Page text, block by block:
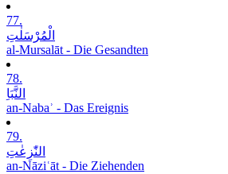
77.
الْمُرْسَلٰتِ
al-Mursalāt - Die Gesandten
78.
النَّبَاِ
an-Nabaʾ - Das Ereignis
79.
النّٰزِعٰتِ
an-Nāziʿāt - Die Ziehenden